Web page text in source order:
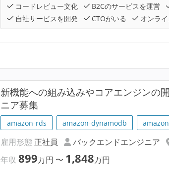
コードレビュー文化
B2Cのサービスを運営
自社サービスを開発
CTOがいる オンラ
新機能への組み込みやコアエンジンの
ニア募集
amazon-rds amazon-dynamodb
雇用形態 正社員 バックエンドエンジニア
年収899万円 〜 1,848万円